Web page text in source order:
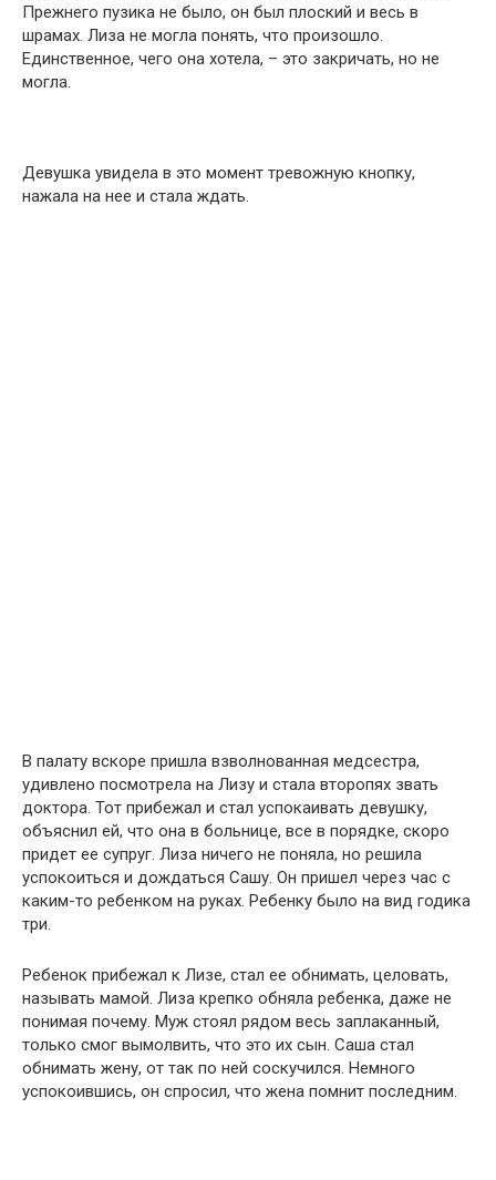
Прежнего пузика не было, он был плоский и весь в
шрамах. Лиза не могла понять, что произошло.
Единственное, чего она хотела, – это закричать, но не
могла.
Девушка увидела в это момент тревожную кнопку,
нажала на нее и стала ждать.
В палату вскоре пришла взволнованная медсестра,
удивлено посмотрела на Лизу и стала второпях звать
доктора. Тот прибежал и стал успокаивать девушку,
объяснил ей, что она в больнице, все в порядке, скоро
придет ее супруг. Лиза ничего не поняла, но решила
успокоиться и дождаться Сашу. Он пришел через час с
каким-то ребенком на руках. Ребенку было на вид годика
три.
Ребенок прибежал к Лизе, стал ее обнимать, целовать,
называть мамой. Лиза крепко обняла ребенка, даже не
понимая почему. Муж стоял рядом весь заплаканный,
только смог вымолвить, что это их сын. Саша стал
обнимать жену, от так по ней соскучился. Немного
успокоившись, он спросил, что жена помнит последним.